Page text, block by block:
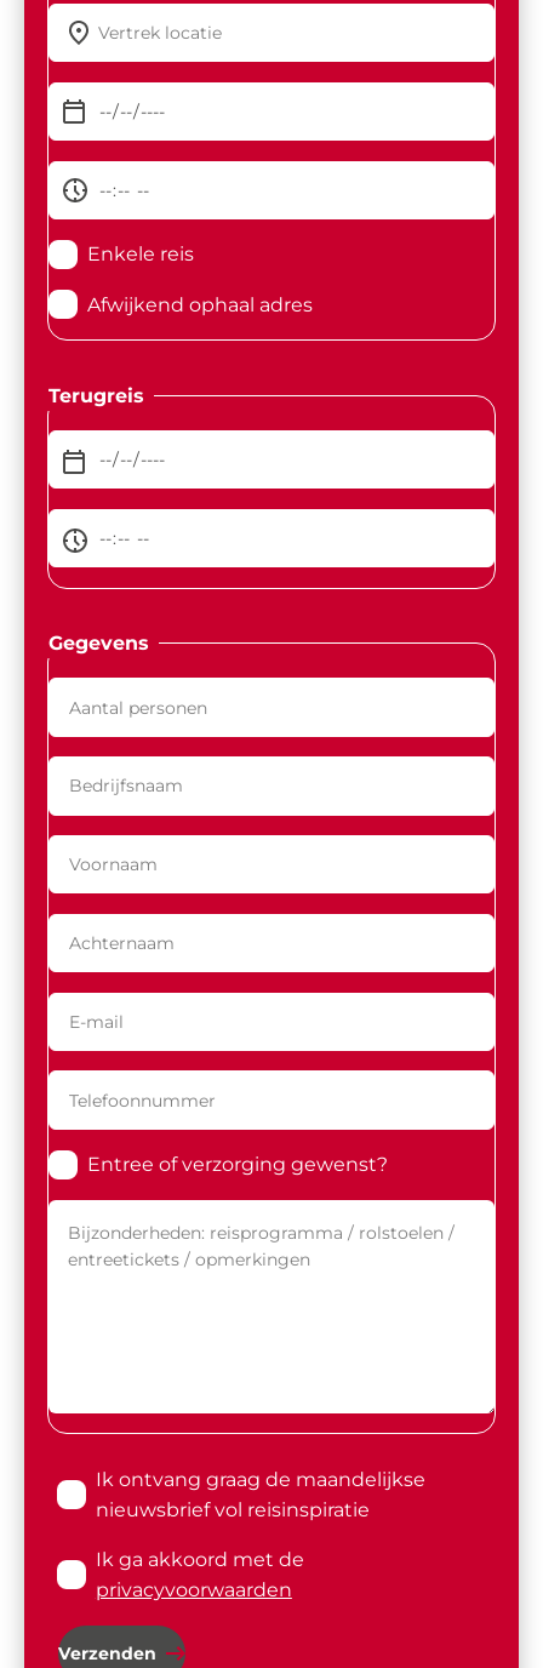
Enkele reis
Afwijkend ophaal adres
Terugreis
Gegevens
Entree of verzorging gewenst?
Ik ontvang graag de maandelijkse
nieuwsbrief vol reisinspiratie
Ik ga akkoord met de
privacyvoorwaarden
Verzenden